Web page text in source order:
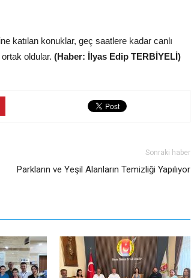
katılan konuklar, geç saatlere kadar canlı
oldular. (Haber: İlyas Edip TERBİYELİ)
Sonraki haber
Parkların ve Yeşil Alanların Temizliği Yapılıyor